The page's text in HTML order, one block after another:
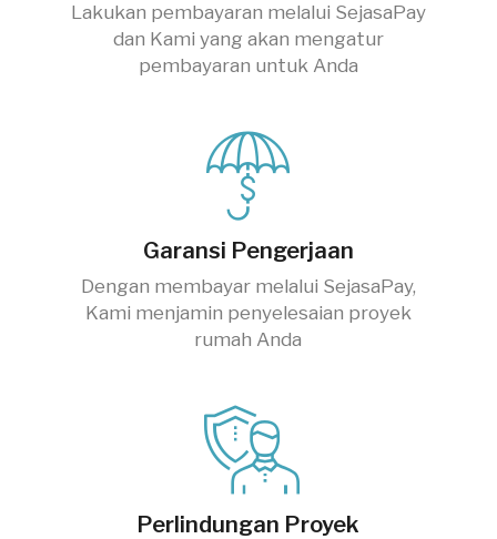
Lakukan pembayaran melalui SejasaPay
dan Kami yang akan mengatur
pembayaran untuk Anda
Garansi Pengerjaan
Dengan membayar melalui SejasaPay,
Kami menjamin penyelesaian proyek
rumah Anda
Perlindungan Proyek